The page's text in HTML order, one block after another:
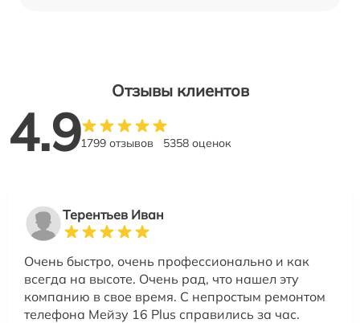
Отзывы клиентов
4.91799 отзывов 5358 оценок
Терентьев Иван
Очень быстро, очень профессионально и как
всегда на высоте. Очень рад, что нашел эту
компанию в свое время. С непростым ремонтом
телефона Мейзу 16 Plus справились за час.